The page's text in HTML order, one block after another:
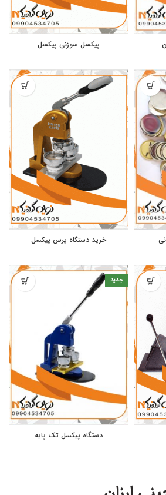
پیکسل سوزنی پیکسل
خرید دستگاه پرس پیکسل
جدید
دستگاه پیکسل تک پایه